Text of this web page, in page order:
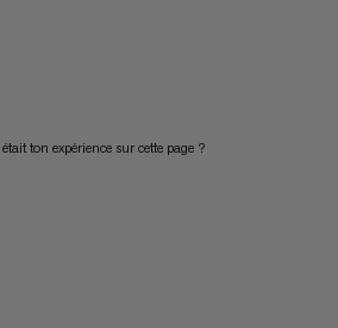
ton expérience sur cette page ?